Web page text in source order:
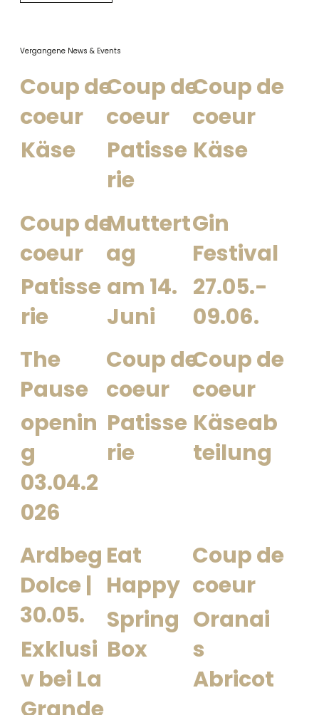
Vergangene News & Events
Coup de
coeur
Käse
Coup de
coeur
Patisse
rie
Coup de
coeur
Käse
Coup de
coeur
Patisse
rie
Muttert
ag
am 14.
Juni
Gin
Festival
27.05.-
09.06.
The
Pause
openin
g
03.04.2
026
Coup de
coeur
Patisse
rie
Coup de
coeur
Käseab
teilung
Ardbeg
Dolce |
30.05.
Exklusi
v bei La
Eat
Happy
Spring
Box
Coup de
coeur
Oranai
s
Abricot